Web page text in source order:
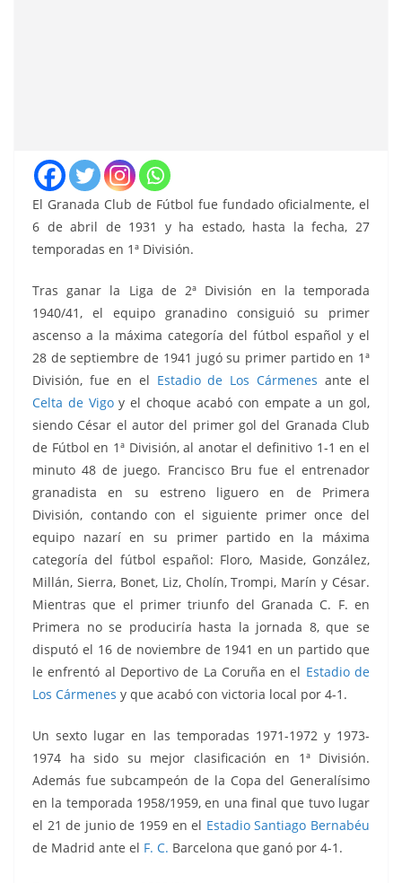
El Granada Club de Fútbol fue fundado oficialmente, el
6 de abril de 1931 y ha estado, hasta la fecha, 27
temporadas en 1ª División.
Tras ganar la Liga de 2ª División en la temporada
1940/41, el equipo granadino consiguió su primer
ascenso a la máxima categoría del fútbol español y el
28 de septiembre de 1941 jugó su primer partido en 1ª
División, fue en el Estadio de Los Cármenes ante el
Celta de Vigoy el choque acabó con empate a un gol,
siendo César el autor del primer gol del Granada Club
de Fútbol en 1ª División, al anotar el definitivo 1-1 en el
minuto 48 de juego. Francisco Bru fue el entrenador
granadista en su estreno liguero en de Primera
División, contando con el siguiente primer once del
equipo nazarí en su primer partido en la máxima
categoría del fútbol español: Floro, Maside, González,
Millán, Sierra, Bonet, Liz, Cholín, Trompi, Marín y César.
Mientras que el primer triunfo del Granada C. F. en
Primera no se produciría hasta la jornada 8, que se
disputó el 16 de noviembre de 1941 en un partido que
le enfrentó al Deportivo de La Coruña en el Estadio de
Los Cármenes y que acabó con victoria local por 4-1.
Un sexto lugar en las temporadas 1971-1972 y 1973-
1974 ha sido su mejor clasificación en 1ª División.
Además fue subcampeón de la Copa del Generalísimo
en la temporada 1958/1959, en una final que tuvo lugar
el 21 de junio de 1959 en el Estadio Santiago Bernabéu
de Madrid ante el F. C. Barcelona que ganó por 4-1.